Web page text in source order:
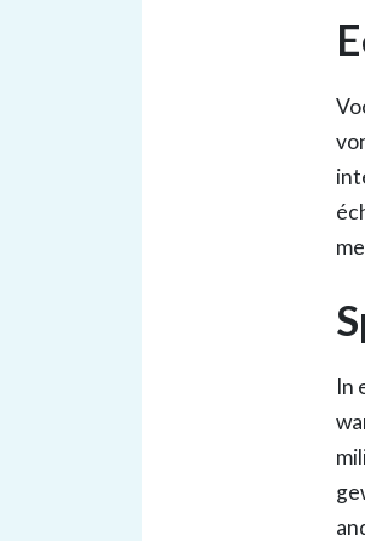
In